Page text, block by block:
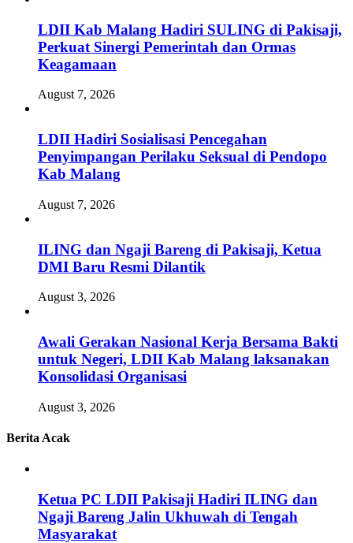
LDII Kab Malang Hadiri SULING di Pakisaji,
Perkuat Sinergi Pemerintah dan Ormas
Keagamaan
August 7, 2026
LDII Hadiri Sosialisasi Pencegahan
Penyimpangan Perilaku Seksual di Pendopo
Kab Malang
August 7, 2026
ILING dan Ngaji Bareng di Pakisaji, Ketua
DMI Baru Resmi Dilantik
August 3, 2026
Awali Gerakan Nasional Kerja Bersama Bakti
untuk Negeri, LDII Kab Malang laksanakan
Konsolidasi Organisasi
August 3, 2026
Berita Acak
Ketua PC LDII Pakisaji Hadiri ILING dan
Ngaji Bareng Jalin Ukhuwah di Tengah
Masyarakat